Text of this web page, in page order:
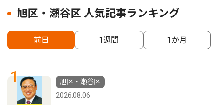
旭区・瀬谷区 人気記事ランキング
前日 1週間 1か月
1
旭区・瀬谷区
2026.08.06